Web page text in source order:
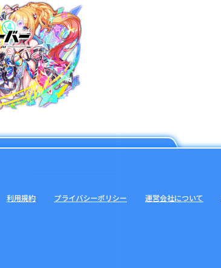
利用規約 プライバシーポリシー 運営会社について